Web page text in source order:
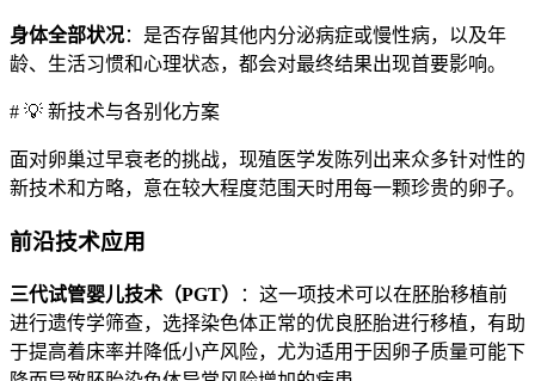
身体全部状况：是否存留其他内分泌病症或慢性病，以及年
龄、生活习惯和心理状态，都会对最终结果出现首要影响。
# 💡 新技术与各别化方案
面对卵巢过早衰老的挑战，现殖医学发陈列出来众多针对性的
新技术和方略，意在较大程度范围天时用每一颗珍贵的卵子。
前沿技术应用
三代试管婴儿技术（PGT）
：这一项技术可以在胚胎移植前
进行遗传学筛查，选择染色体正常的优良胚胎进行移植，有助
于提高着床率并降低小产风险，尤为适用于因卵子质量可能下